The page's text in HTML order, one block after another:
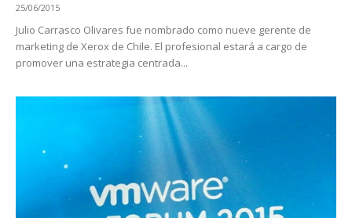
25/06/2015
Julio Carrasco Olivares fue nombrado como nueve gerente de
marketing de Xerox de Chile. El profesional estará a cargo de
promover una estrategia centrada...